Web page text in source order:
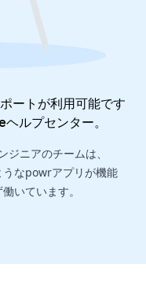
ートが利用可能です
ヘルプセンター。
ニアのチームは、
なpowrアプリが機能
いています。